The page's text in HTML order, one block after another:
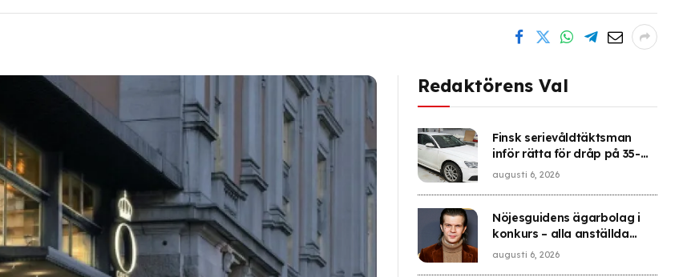
Redaktörens Val
Finsk serievåldtäktsman
inför rätta för dråp på 35-
årig kvinna
augusti 6, 2026
Nöjesguidens ägarbolag i
konkurs – alla anställda
uppsagda
augusti 6, 2026